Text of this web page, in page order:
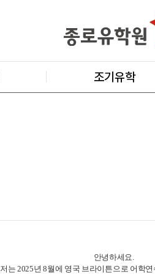
조기유학
안녕하세요.
저는 2025년 8월에 영국 브라이튼으로 어학